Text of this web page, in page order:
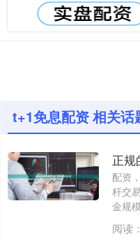
t+1免息配资 相关话
配资
杆交
金规
的投资
阅读：